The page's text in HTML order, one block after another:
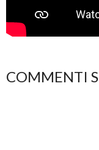
COMMENTI